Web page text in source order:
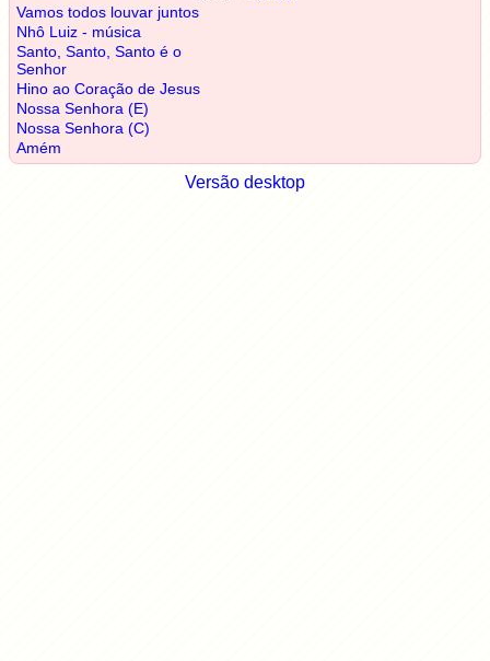
Vamos todos louvar juntos
Nhô Luiz - música
Santo, Santo, Santo é o
Senhor
Hino ao Coração de Jesus
Nossa Senhora (E)
Nossa Senhora (C)
Amém
Versão desktop